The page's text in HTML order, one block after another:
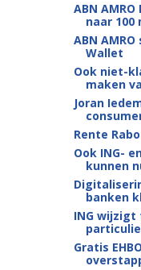
ABN
naar 100
ABN
Wallet
Ook niet-
maken
Joran
Rente
Ook ING-
kunnen
banken
ING
Gratis